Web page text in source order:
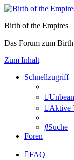
Birth of the Empires
Das Forum zum
Zum Inhalt
Schnellzugriff
Aktive
Suche
Foren
FAQ